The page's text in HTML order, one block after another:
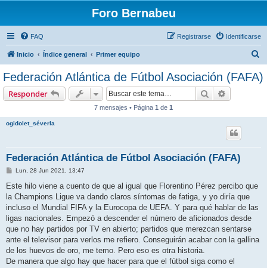
Foro Bernabeu
FAQ Identificarse
Registrarse
Inicio Índice general Primer equipo
s
Federación Atlántica de Fútbol Asociación (FAFA)
Responder Buscar
7 mensajes • Página 1 de 1
ogidolet_séverla
Federación Atlántica de Fútbol Asociación (FAFA)
M
n
a
j
Lun, 28 Jun 2021, 13:47
Este hilo viene a cuento de que al igual que Florentino Pérez percibo que
la Champions Ligue va dando claros síntomas de fatiga, y yo diría que
incluso el Mundial FIFA y la Eurocopa de UEFA. Y para qué hablar de las
ligas nacionales. Empezó a descender el número de aficionados desde
que no hay partidos por TV en abierto; partidos que merezcan sentarse
ante el televisor para verlos me refiero. Conseguirán acabar con la gallina
de los huevos de oro, me temo. Pero eso es otra historia.
De manera que algo hay que hacer para que el fútbol siga como el